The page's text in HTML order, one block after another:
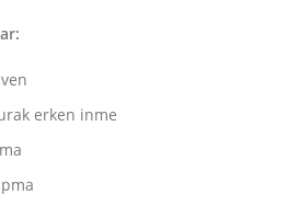
erken inme